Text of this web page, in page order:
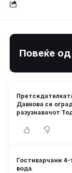
Повеќе од
Давкова се
разузнавачот
Гостиварчани 4-
вода